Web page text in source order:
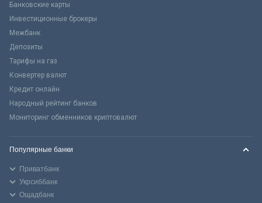
Банковские карты
Инвестиционные брокеры
Межбанк
Депозиты
Тарифы на газ
Конвертер валют
Кредит онлайн
Народный рейтинг банков
Мониторинг обменников криптовалют
Популярные банки
Приватбанк
Укрсиббанк
Ощадбанк